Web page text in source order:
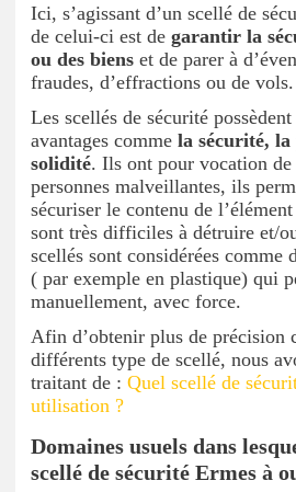
Ici, s’agissant d’un scellé de
de celui-ci est de garantir la
ou des biens et de parer à
fraudes, d’effractions ou de vols.
Les scellés de sécurité
avantages comme la sécurité, la
solidité. Ils ont pour vocation de
personnes malveillantes, ils
sécuriser le contenu de
sont très difficiles à détruire et/
scellés sont considérées comme
( par exemple en plastique) qui
manuellement, avec force.
Afin d’obtenir plus de précision
différents type de scellé, nous
traitant de : Quel scellé de
utilisation ?
Domaines usuels dans
scellé de sécurité Ermes à